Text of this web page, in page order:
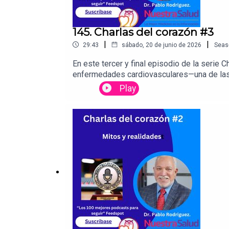
145. Charlas del corazón #3
29:43 | sábado, 20 de junio de 2026 |
En este tercer y final episodio de la serie
enfermedades cardiovasculares—una de
Salud Minoritaria del Departamento de
enfermedades cardiovasculares y
Con su ejemplo de vida sana y de actitud
acciones prácticas que puedes empezar
proveedores y la información pueden
poderoso: cuidar tu corazón es una
Play